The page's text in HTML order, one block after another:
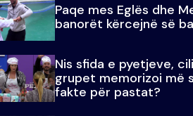
Paqe mes Eglës dhe
banorët kërcejnë së
Nis sfida e pyetjeve,
grupet memorizoi më
fakte për pastat?